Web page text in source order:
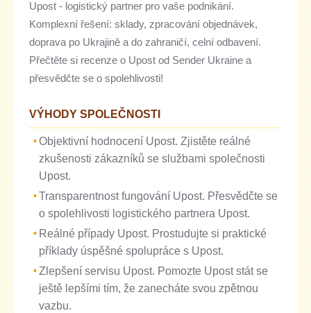
Upost - logistický partner pro vaše podnikání.
Komplexní řešení: sklady, zpracování objednávek,
doprava po Ukrajině a do zahraničí, celní odbavení.
Přečtěte si recenze o Upost od Sender Ukraine a
přesvědčte se o spolehlivosti!
VÝHODY SPOLEČNOSTI
Objektivní hodnocení Upost. Zjistěte reálné
zkušenosti zákazníků se službami společnosti
Upost.
Transparentnost fungování Upost. Přesvědčte se
o spolehlivosti logistického partnera Upost.
Reálné případy Upost. Prostudujte si praktické
příklady úspěšné spolupráce s Upost.
Zlepšení servisu Upost. Pomozte Upost stát se
ještě lepšími tím, že zanecháte svou zpětnou
vazbu.